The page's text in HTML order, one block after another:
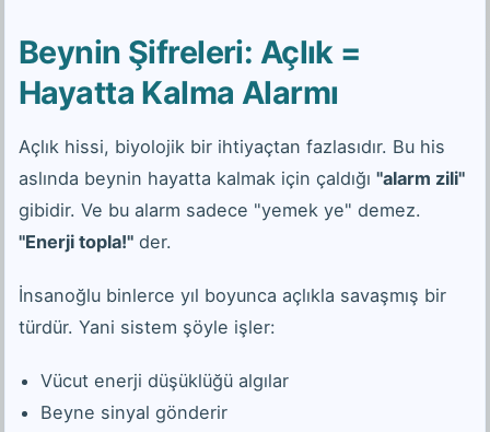
Beynin Şifreleri: Açlık =
Hayatta Kalma Alarmı
Açlık hissi, biyolojik bir ihtiyaçtan fazlasıdır. Bu his
aslında beynin hayatta kalmak için çaldığı "alarm zili"
gibidir. Ve bu alarm sadece "yemek ye" demez.
"Enerji topla!" der.
İnsanoğlu binlerce yıl boyunca açlıkla savaşmış bir
türdür. Yani sistem şöyle işler:
Vücut enerji düşüklüğü algılar
Beyne sinyal gönderir